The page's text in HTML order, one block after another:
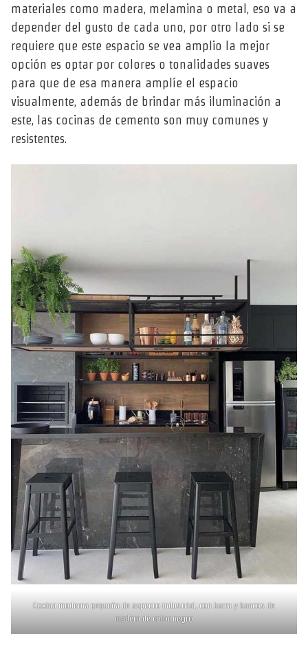
materiales como madera, melamina o metal, eso va a
depender del gusto de cada uno, por otro lado si se
requiere que este espacio se vea amplio la mejor
opción es optar por colores o tonalidades suaves
para que de esa manera amplíe el espacio
visualmente, además de brindar más iluminación a
este, las cocinas de cemento son muy comunes y
resistentes.
Coxina moderna pequeña de aspecto industrial, con barra y bancos de
madera de color negro